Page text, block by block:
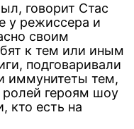
говорит Стас
у режиссера и
своим
к тем или иным
подговаривали
иммунитеты тем,
ролей героям шоу
кто есть на